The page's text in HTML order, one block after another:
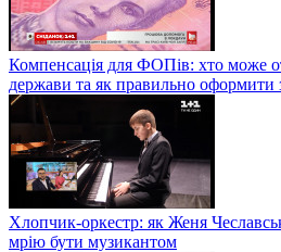
Компенсація для ФОПів: хто може
держави та як правильно оформити
Хлопчик-оркестр: як Женя
мрію бути музикантом